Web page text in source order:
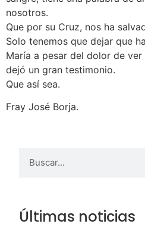
nosotros.
Que por su Cruz, nos ha
Solo tenemos que dejar que
María a pesar del dolor de
dejó un gran testimonio.
Que así sea.
Fray José Borja.
Últimas noticias